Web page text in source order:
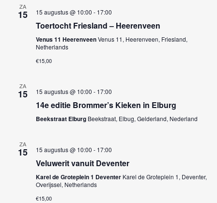
ZA
15 15 augustus @ 10:00 - 17:00
Toertocht Friesland – Heerenveen
Venus 11 HeerenveenVenus 11, Heerenveen, Friesland,
Netherlands
€15,00
ZA
15 15 augustus @ 10:00 - 17:00
14e editie Brommer’s Kieken in Elburg
Beekstraat Elburg Beekstraat, Elbug, Gelderland, Nederland
ZA
15 15 augustus @ 10:00 - 17:00
Veluwerit vanuit Deventer
Karel de Groteplein 1 Deventer Karel de Groteplein 1, Deventer,
Overijssel, Netherlands
€15,00